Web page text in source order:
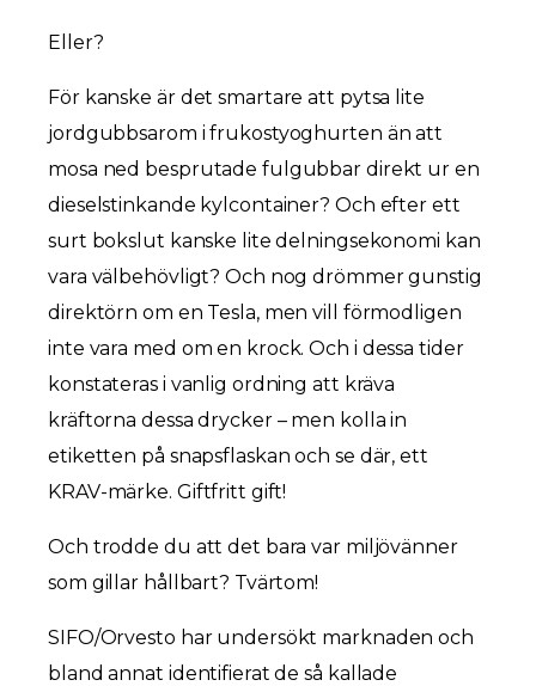
Eller?
För kanske är det smartare att pytsa lite
jordgubbsarom i frukostyoghurten än att
mosa ned besprutade fulgubbar direkt ur en
dieselstinkande kylcontainer? Och efter ett
surt bokslut kanske lite delningsekonomi kan
vara välbehövligt? Och nog drömmer gunstig
direktörn om en Tesla, men vill förmodligen
inte vara med om en krock. Och i dessa tider
konstateras i vanlig ordning att kräva
kräftorna dessa drycker – men kolla in
etiketten på snapsflaskan och se där, ett
KRAV-märke. Giftfritt gift!
Och trodde du att det bara var miljövänner
som gillar hållbart? Tvärtom!
SIFO/Orvesto har undersökt marknaden och
bland annat identifierat de så kallade